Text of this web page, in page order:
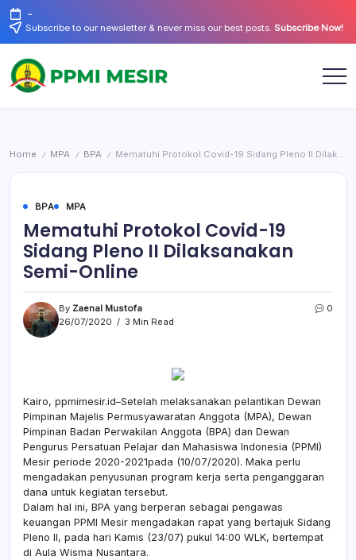
Skip
to
content
-
Subscribe to our newsletter & never miss our best posts. Subscribe Now!
Home / MPA / BPA / Mematuhi Protokol Covid-19 Sidang Pleno II Dilaksanakan Semi-Online
BPA MPA
Mematuhi Protokol Covid-19
Sidang Pleno II Dilaksanakan
Semi-Online
By Zaenal Mustofa
26/07/2020
3 Min Read
0
Kairo, ppmimesir.id–Setelah melaksanakan pelantikan Dewan
Pimpinan Majelis Permusyawaratan Anggota (MPA), Dewan
Pimpinan Badan Perwakilan Anggota (BPA) dan Dewan
Pengurus Persatuan Pelajar dan Mahasiswa Indonesia (PPMI)
Mesir periode 2020-2021pada (10/07/2020). Maka perlu
mengadakan penyusunan program kerja serta penganggaran
dana untuk kegiatan tersebut.
Dalam hal ini, BPA yang berperan sebagai pengawas
keuangan PPMI Mesir mengadakan rapat yang bertajuk Sidang
Pleno II, pada hari Kamis (23/07) pukul 14:00 WLK, bertempat
di Aula Wisma Nusantara.